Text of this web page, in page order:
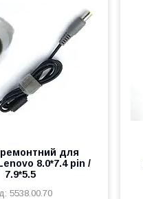
для
8.0*7.4 pin /
7.9*5.5
5538.00.70